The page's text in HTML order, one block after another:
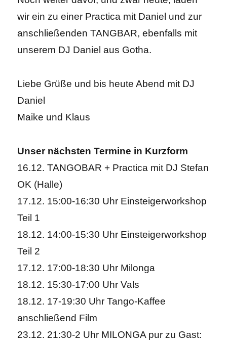
wir ein zu einer Practica mit Daniel und zur
anschließenden TANGBAR, ebenfalls mit
unserem DJ Daniel aus Gotha.
Liebe Grüße und bis heute Abend mit DJ
Daniel
Maike und Klaus
Unser nächsten Termine in Kurzform
16.12. TANGOBAR + Practica mit DJ Stefan
OK (Halle)
17.12. 15:00-16:30 Uhr Einsteigerworkshop
Teil 1
18.12. 14:00-15:30 Uhr Einsteigerworkshop
Teil 2
17.12. 17:00-18:30 Uhr Milonga
18.12. 15:30-17:00 Uhr Vals
18.12. 17-19:30 Uhr Tango-Kaffee
anschließend Film
23.12. 21:30-2 Uhr MILONGA pur zu Gast: